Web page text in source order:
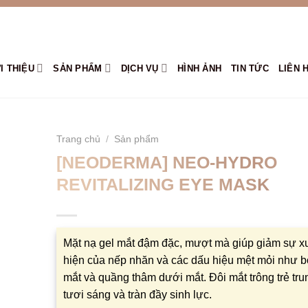
THIỆU SẢN PHẨM DỊCH VỤ HÌNH ẢNH TIN TỨC LIÊN
Trang chủ / Sản phẩm
[NEODERMA] NEO-HYDRO
REVITALIZING EYE MASK
Mặt nạ gel mắt đậm đặc, mượt mà giúp giảm sự
hiện của nếp nhăn và các dấu hiệu mệt mỏi như
mắt và quầng thâm dưới mắt. Đôi mắt trông trẻ
tươi sáng và tràn đầy sinh lực.